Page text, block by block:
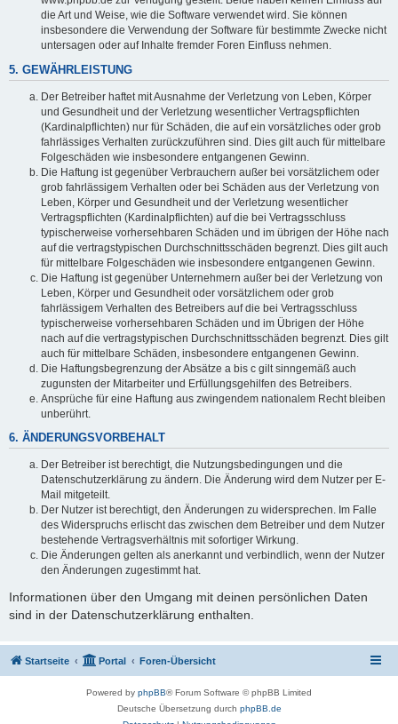
die Art und Weise, wie die Software verwendet wird. Sie können
insbesondere die Verwendung der Software für bestimmte Zwecke nicht
untersagen oder auf Inhalte fremder Foren Einfluss nehmen.
5. GEWÄHRLEISTUNG
Der Betreiber haftet mit Ausnahme der Verletzung von Leben, Körper
und Gesundheit und der Verletzung wesentlicher Vertragspflichten
(Kardinalpflichten) nur für Schäden, die auf ein vorsätzliches oder grob
fahrlässiges Verhalten zurückzuführen sind. Dies gilt auch für mittelbare
Folgeschäden wie insbesondere entgangenen Gewinn.
Die Haftung ist gegenüber Verbrauchern außer bei vorsätzlichem oder
grob fahrlässigem Verhalten oder bei Schäden aus der Verletzung von
Leben, Körper und Gesundheit und der Verletzung wesentlicher
Vertragspflichten (Kardinalpflichten) auf die bei Vertragsschluss
typischerweise vorhersehbaren Schäden und im übrigen der Höhe nach
auf die vertragstypischen Durchschnittsschäden begrenzt. Dies gilt auch
für mittelbare Folgeschäden wie insbesondere entgangenen Gewinn.
Die Haftung ist gegenüber Unternehmern außer bei der Verletzung von
Leben, Körper und Gesundheit oder vorsätzlichem oder grob
fahrlässigem Verhalten des Betreibers auf die bei Vertragsschluss
typischerweise vorhersehbaren Schäden und im Übrigen der Höhe
nach auf die vertragstypischen Durchschnittsschäden begrenzt. Dies gilt
auch für mittelbare Schäden, insbesondere entgangenen Gewinn.
Die Haftungsbegrenzung der Absätze a bis c gilt sinngemäß auch
zugunsten der Mitarbeiter und Erfüllungsgehilfen des Betreibers.
Ansprüche für eine Haftung aus zwingendem nationalem Recht bleiben
unberührt.
6. ÄNDERUNGSVORBEHALT
Der Betreiber ist berechtigt, die Nutzungsbedingungen und die
Datenschutzerklärung zu ändern. Die Änderung wird dem Nutzer per E-
Mail mitgeteilt.
Der Nutzer ist berechtigt, den Änderungen zu widersprechen. Im Falle
des Widerspruchs erlischt das zwischen dem Betreiber und dem Nutzer
bestehende Vertragsverhältnis mit sofortiger Wirkung.
Die Änderungen gelten als anerkannt und verbindlich, wenn der Nutzer
den Änderungen zugestimmt hat.
Informationen über den Umgang mit deinen persönlichen Daten
sind in der Datenschutzerklärung enthalten.
Startseite Portal Foren-Übersicht
Powered by phpBB® Forum Software © phpBB Limited
Deutsche Übersetzung durch phpBB.de